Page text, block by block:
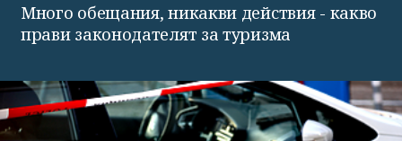
Много обещания, никакви действия - какво
прави законодателят за туризма